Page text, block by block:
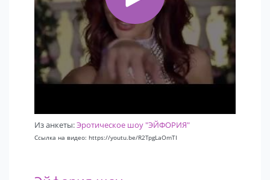
Из анкеты:Эротическое шоу "ЭЙФОРИЯ"
Ссылка на видео: https://youtu.be/R2TpgLaOmTI